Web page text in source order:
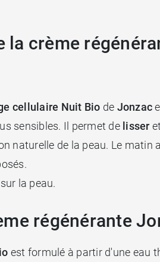
la crème
cellulaire Nuit Bio de Jonzac
sensibles. Il permet de lisser
naturelle de la peau. Le matin
la peau.
régénérante
est formulé à partir d'une eau